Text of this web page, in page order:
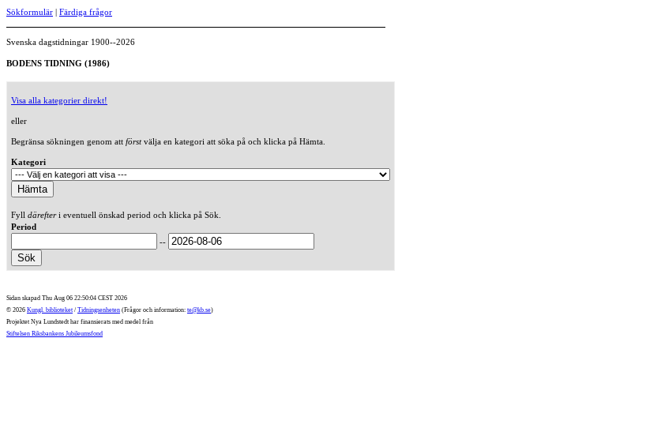
Sökformulär | Färdiga frågor
Svenska dagstidningar 1900--2026
BODENS TIDNING (1986)
Visa alla kategorier direkt!
eller
Begränsa sökningen genom att förstvälja en kategori att söka på och klicka på Hämta.
Kategori
Fyll därefteri eventuell önskad period och klicka på Sök.
Period
--
Sidan skapad Thu Aug 06 22:50:04 CEST 2026
© 2026 Kungl. biblioteket / Tidningsenheten (Frågor och information: te@kb.se)
Projektet Nya Lundstedt har finansierats med medel från
Stiftelsen Riksbankens Jubileumsfond